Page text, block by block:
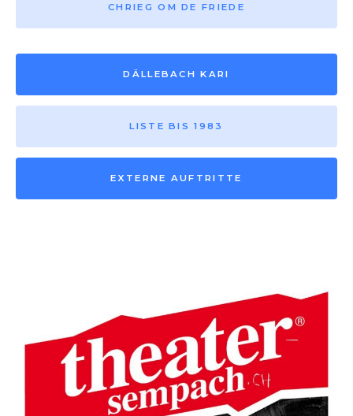
CHRIEG OM DE FRIEDE
DÄLLEBACH KARI
LISTE BIS 1983
EXTERNE AUFTRITTE